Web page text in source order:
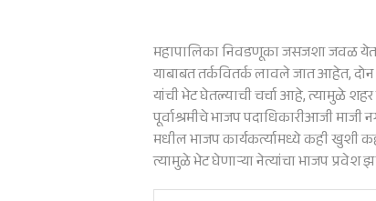
महापालिका निवडणूका जसजशा जवळ
याबाबत तर्कवितर्क लावले जात आहेत, दोन
यांची भेट घेतल्याची चर्चा आहे, त्यामुळे
पूर्वाश्रमीचे भाजप पदाधिकारीआजी
मधील भाजप कार्यकर्त्यामध्ये कही खुशी
त्यामुळे भेट घेणाऱ्या नेत्यांचा भाजप